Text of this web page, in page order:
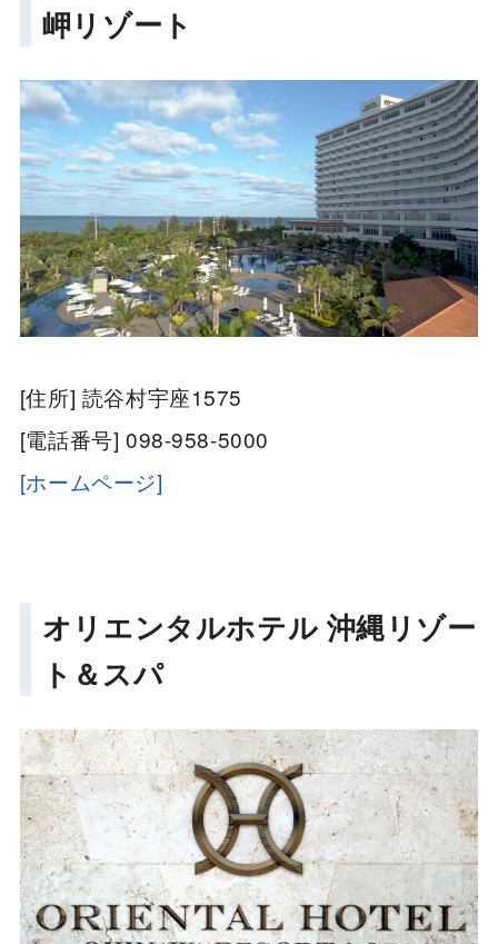
岬リゾート
[住所] 読谷村宇座1575
[電話番号] 098-958-5000
[ホームページ]
オリエンタルホテル 沖縄リゾー
ト＆スパ